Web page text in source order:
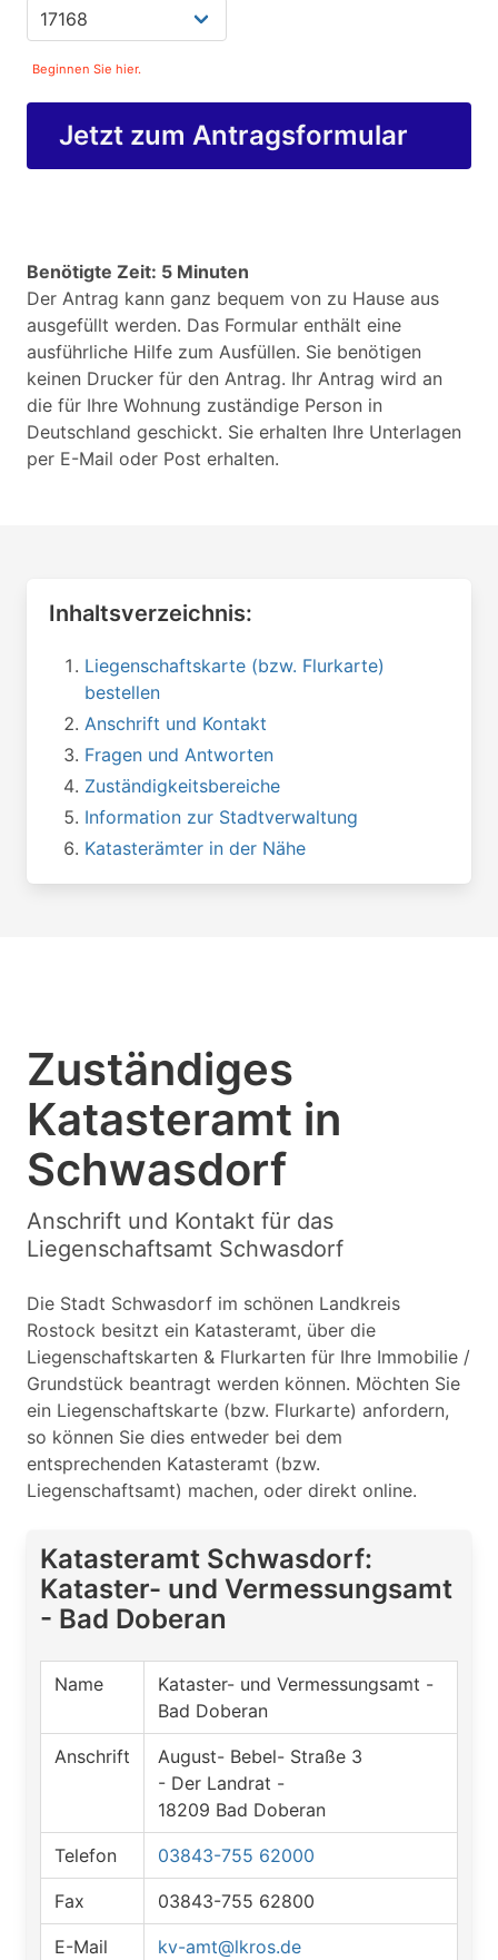
Beginnen Sie hier.
Jetzt zum Antragsformular
Benötigte Zeit: 5 Minuten
Der Antrag kann ganz bequem von zu Hause aus
ausgefüllt werden. Das Formular enthält eine
ausführliche Hilfe zum Ausfüllen. Sie benötigen
keinen Drucker für den Antrag. Ihr Antrag wird an
die für Ihre Wohnung zuständige Person in
Deutschland geschickt. Sie erhalten Ihre Unterlagen
per E-Mail oder Post erhalten.
Inhaltsverzeichnis:
Liegenschaftskarte (bzw. Flurkarte)
bestellen
Anschrift und Kontakt
Fragen und Antworten
Zuständigkeitsbereiche
Information zur Stadtverwaltung
Katasterämter in der Nähe
Zuständiges
Katasteramt in
Schwasdorf
Anschrift und Kontakt für das
Liegenschaftsamt Schwasdorf
Die Stadt Schwasdorf im schönen Landkreis
Rostock besitzt ein Katasteramt, über die
Liegenschaftskarten & Flurkarten für Ihre Immobilie /
Grundstück beantragt werden können. Möchten Sie
ein Liegenschaftskarte (bzw. Flurkarte) anfordern,
so können Sie dies entweder bei dem
entsprechenden Katasteramt (bzw.
Liegenschaftsamt) machen, oder direkt online.
Katasteramt Schwasdorf:
Kataster- und Vermessungsamt
- Bad Doberan
Name
Kataster- und Vermessungsamt -
Bad Doberan
Anschrift
August- Bebel- Straße 3
- Der Landrat -
18209 Bad Doberan
Telefon 03843-755 62000
Fax 03843-755 62800
E-Mail kv-amt@lkros.de